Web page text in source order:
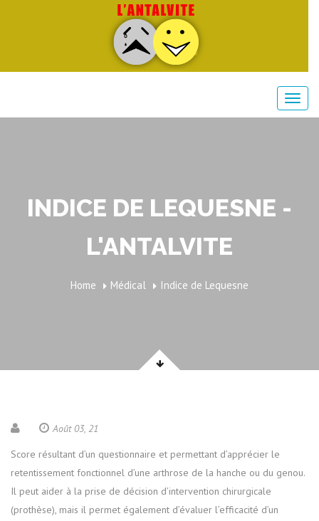
INDICE DE LEQUESNE -
L'ANTALVITE
Home Médical Indice de Lequesne
Août 03, 21
Score résultant d’un questionnaire et permettant d’apprécier le
retentissement fonctionnel d’une arthrose de la hanche ou du genou.
Il peut aider à la prise de décision d’intervention chirurgicale
(prothèse), mais il permet également d’évaluer l’efficacité d’un